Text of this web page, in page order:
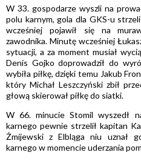
W 33. gospodarze wyszli na
polu karnym, gola dla GKS-u
wcześniej pojawił się na
zawodnika. Minutę wcześniej
sytuacji, a za moment musiał
Denis Gojko doprowadził do
wybiła piłkę, dzięki temu Jakub
który Michał Leszczyński zbił
głową skierował piłkę do siatki.
W 66. minucie Stomil wyszedł
karnego pewnie strzelił kapitan
Żmijewski z Elbląga niu uznał
karnego w momencie uderzania